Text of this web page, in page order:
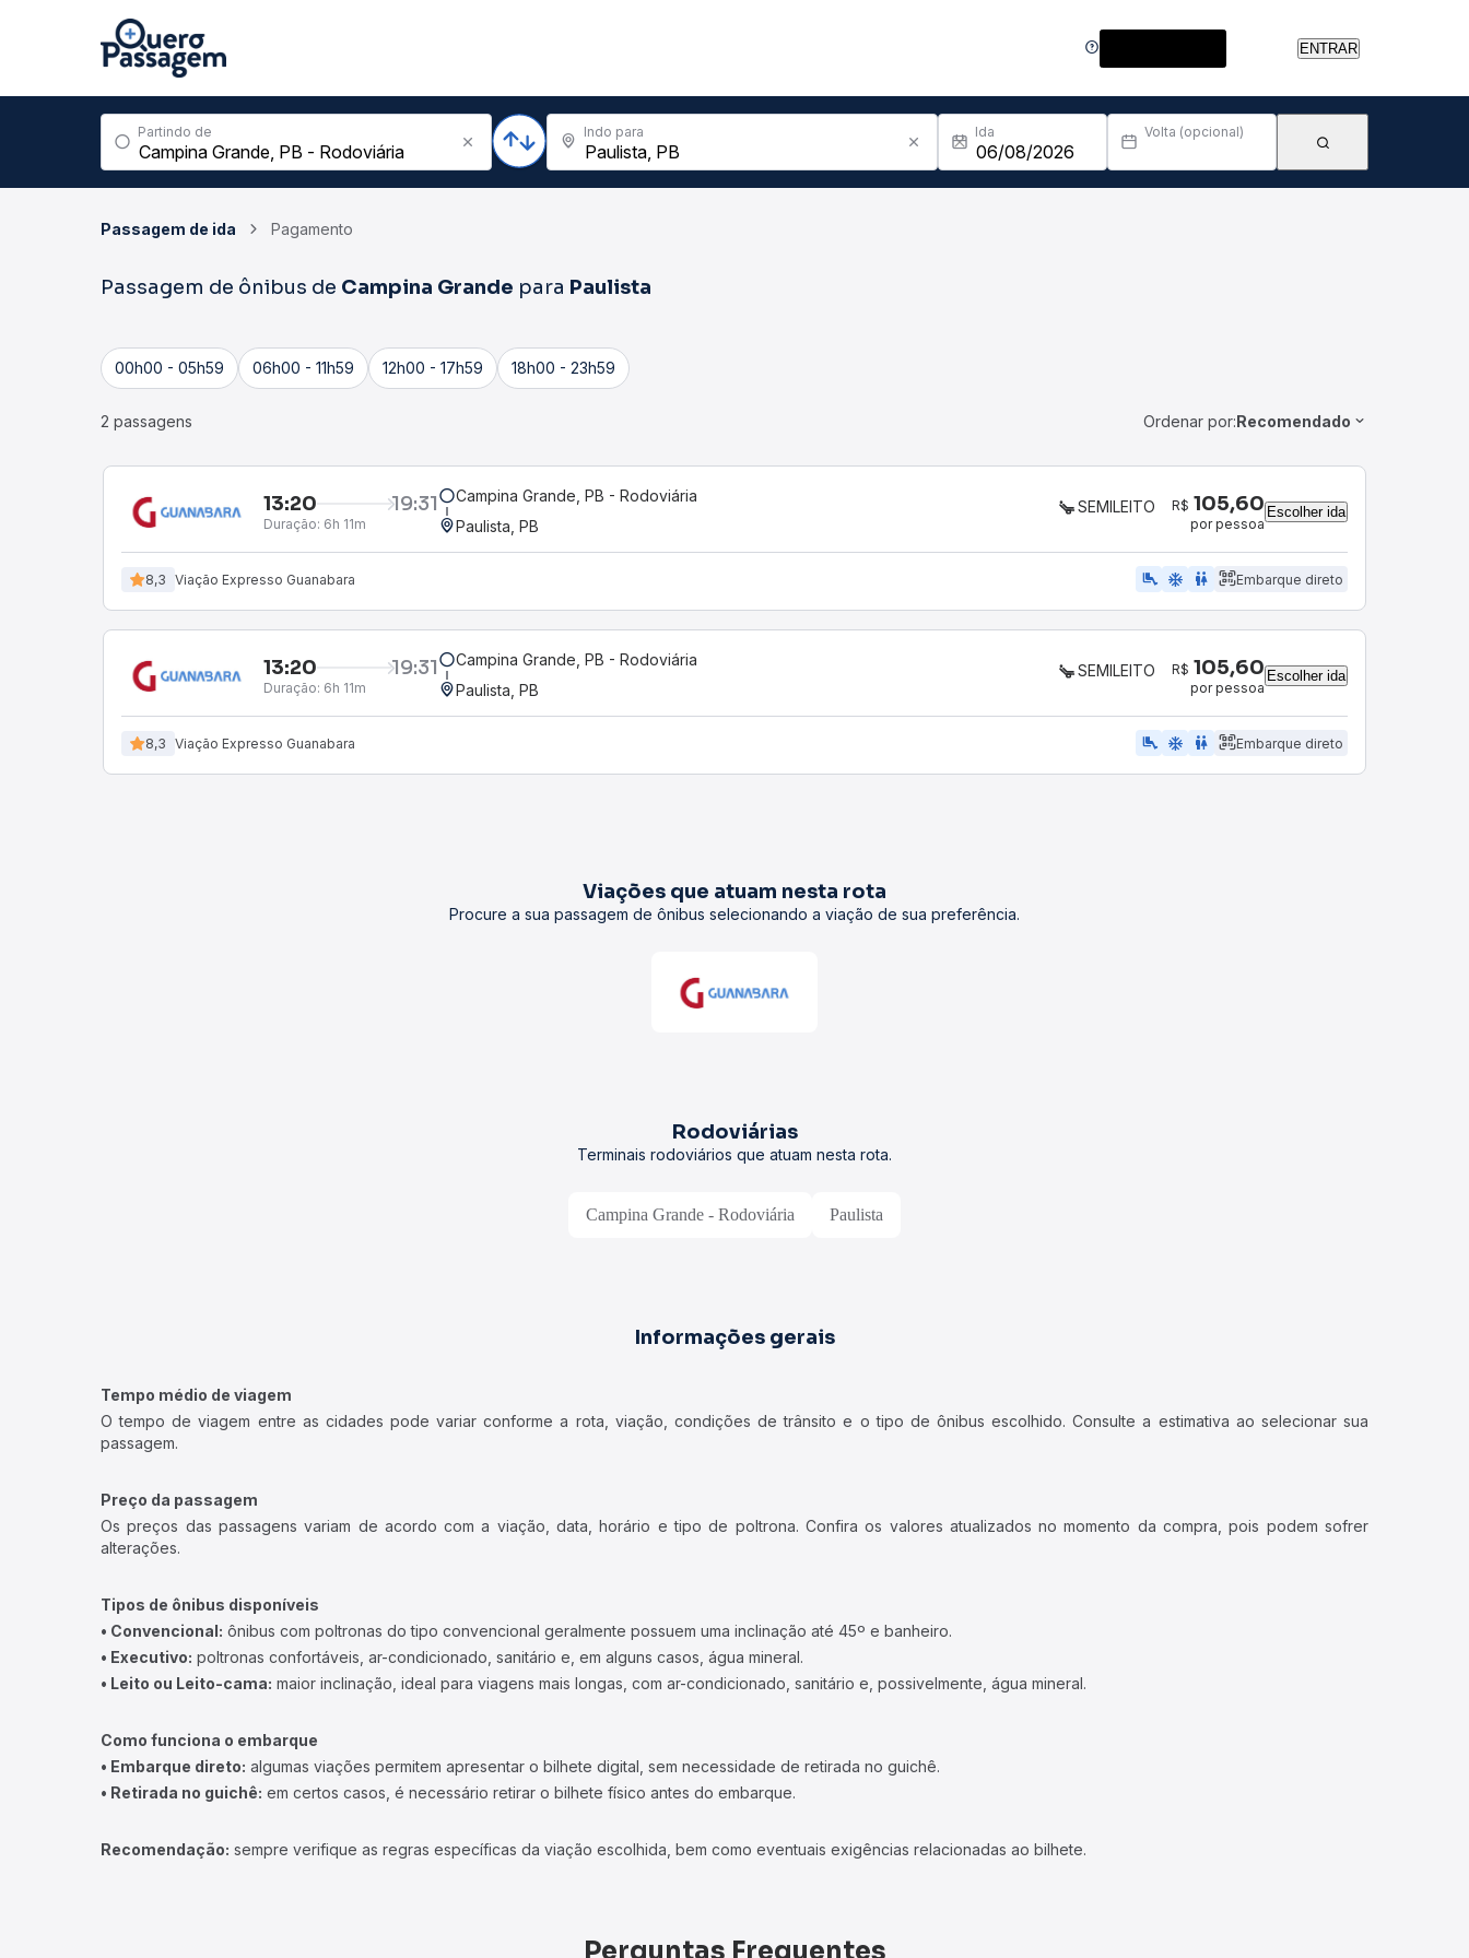
ENTRAR
Partindo de Indo para Ida Volta (opcional)
Passagem de ida Pagamento
Passagem de ônibus de Campina Grande para Paulista
00h00 - 05h59 06h00 - 11h59 12h00 - 17h59 18h00 - 23h59
2 passagens Ordenar por:Recomendado
13:20 19:31
Duração: 6h 11m
Campina Grande, PB - Rodoviária
Paulista, PB
SEMILEITO R$ 105,60
por pessoa
Escolher ida
8,3 Viação Expresso Guanabara airline_seat_legroom_extra ac_unit WC Embarque direto
13:20 19:31
Duração: 6h 11m
Campina Grande, PB - Rodoviária
Paulista, PB
SEMILEITO R$ 105,60
por pessoa
Escolher ida
8,3 Viação Expresso Guanabara airline_seat_legroom_extra ac_unit WC Embarque direto
Viações que atuam nesta rota
Procure a sua passagem de ônibus selecionando a viação de sua preferência.
Rodoviárias
Terminais rodoviários que atuam nesta rota.
Campina Grande - Rodoviária Paulista
Informações gerais
Tempo médio de viagem
O tempo de viagem entre as cidades pode variar conforme a rota, viação, condições de trânsito e o tipo de ônibus escolhido. Consulte a estimativa ao selecionar sua
passagem.
Preço da passagem
Os preços das passagens variam de acordo com a viação, data, horário e tipo de poltrona. Confira os valores atualizados no momento da compra, pois podem sofrer
alterações.
Tipos de ônibus disponíveis
• Convencional: ônibus com poltronas do tipo convencional geralmente possuem uma inclinação até 45º e banheiro.
• Executivo: poltronas confortáveis, ar-condicionado, sanitário e, em alguns casos, água mineral.
• Leito ou Leito-cama: maior inclinação, ideal para viagens mais longas, com ar-condicionado, sanitário e, possivelmente, água mineral.
Como funciona o embarque
• Embarque direto: algumas viações permitem apresentar o bilhete digital, sem necessidade de retirada no guichê.
• Retirada no guichê: em certos casos, é necessário retirar o bilhete físico antes do embarque.
Recomendação: sempre verifique as regras específicas da viação escolhida, bem como eventuais exigências relacionadas ao bilhete.
Perguntas Frequentes